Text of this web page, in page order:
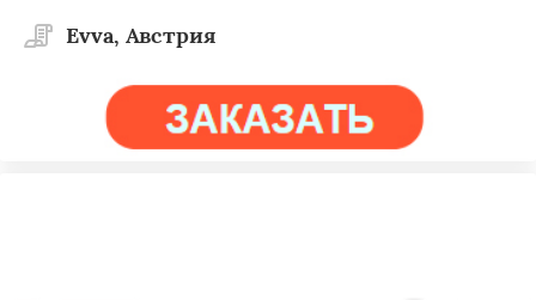
Evva, Австрия